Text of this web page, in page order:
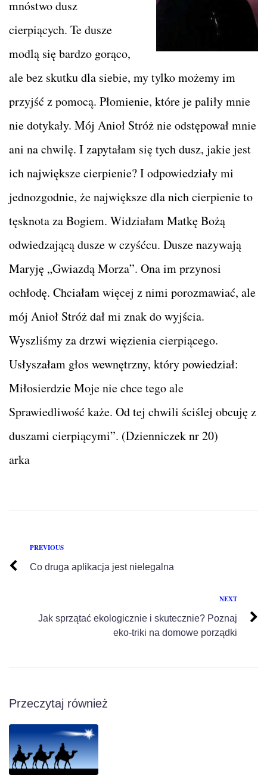
mnóstwo dusz
cierpiących. Te dusze
modlą się bardzo gorąco,
ale bez skutku dla siebie, my tylko możemy im
przyjść z pomocą. Płomienie, które je paliły mnie
nie dotykały. Mój Anioł Stróż nie odstępował mnie
ani na chwilę. I zapytałam się tych dusz, jakie jest
ich największe cierpienie? I odpowiedziały mi
jednozgodnie, że największe dla nich cierpienie to
tęsknota za Bogiem. Widziałam Matkę Bożą
odwiedzającą dusze w czyśćcu. Dusze nazywają
Maryję „Gwiazdą Morza”. Ona im przynosi
ochłodę. Chciałam więcej z nimi porozmawiać, ale
mój Anioł Stróż dał mi znak do wyjścia.
Wyszliśmy za drzwi więzienia cierpiącego.
Usłyszałam głos wewnętrzny, który powiedział:
Miłosierdzie Moje nie chce tego ale
Sprawiedliwość każe. Od tej chwili ściślej obcuję z
duszami cierpiącymi”. (Dzienniczek nr 20)
arka
PREVIOUS
Co druga aplikacja jest nielegalna
NEXT
Jak sprzątać ekologicznie i skutecznie? Poznaj
eko-triki na domowe porządki
Przeczytaj również